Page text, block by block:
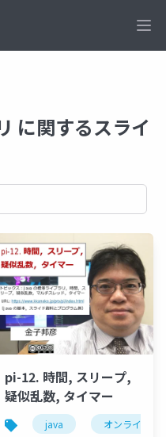
に関するスライ
pi-12. 時間, スリープ,
疑似乱数, タイマー
java オンライン開